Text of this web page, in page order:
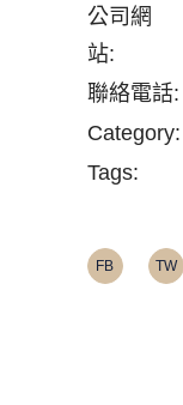
公司網
站:
聯絡電話:
Category:
Tags:
FB TW